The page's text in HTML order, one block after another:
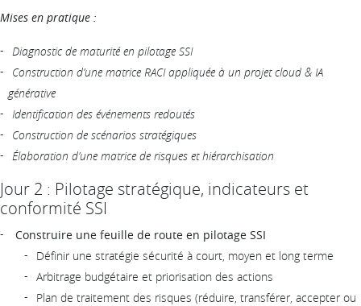
Mises en pratique :
Diagnostic de maturité en pilotage SSI
Construction d’une matrice RACI appliquée à un projet cloud & IA
générative
Identification des événements redoutés
Construction de scénarios stratégiques
Élaboration d’une matrice de risques et hiérarchisation
Jour 2 : Pilotage stratégique, indicateurs et
conformité SSI
Construire une feuille de route en pilotage SSI
Définir une stratégie sécurité à court, moyen et long terme
Arbitrage budgétaire et priorisation des actions
Plan de traitement des risques (réduire, transférer, accepter ou